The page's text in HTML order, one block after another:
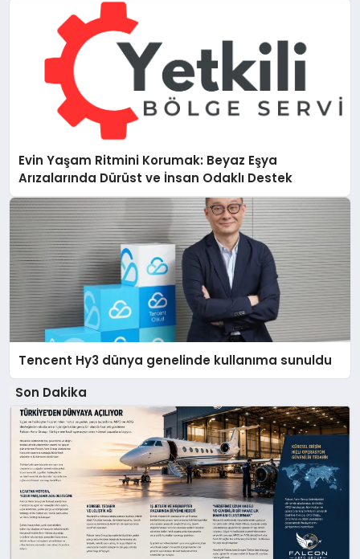
Evin Yaşam Ritmini Korumak: Beyaz Eşya
Arızalarında Dürüst ve İnsan Odaklı Destek
Tencent Hy3 dünya genelinde kullanıma sunuldu
Son Dakika